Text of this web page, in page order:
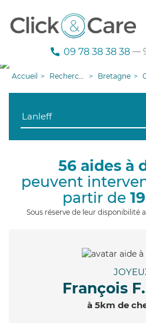
09 78 38 38 38 —
Accueil Recherche aide à domicile Bretagne
56 aides à
peuvent
partir de
Sous réserve de leur disponibilité
François
à 5km de